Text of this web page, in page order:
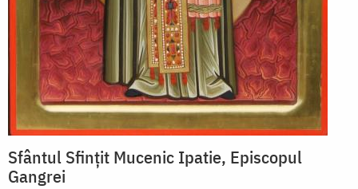
Sfântul Sfințit Mucenic Ipatie, Episcopul
Gangrei